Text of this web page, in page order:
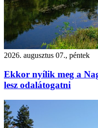
2026. augusztus 07., péntek
Ekkor nyílik meg a
lesz odalátogatni